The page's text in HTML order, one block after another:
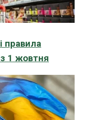
правила
1 жовтня